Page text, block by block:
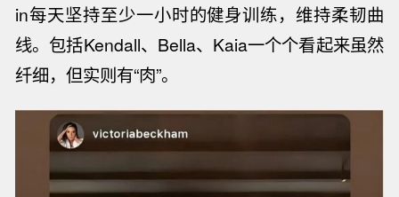
in每天坚持至少一小时的健身训练，维持柔韧曲
线。包括Kendall、 Bella、 Kaia一个个看起来虽然
纤细，但实则有“肉”。